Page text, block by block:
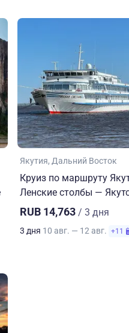
Якутия Дальний Восток
Круиз по маршруту
Ленские столбы —
RUB 14,763 / 3 дня
3 дня 10 авг. — 12 авг. +11